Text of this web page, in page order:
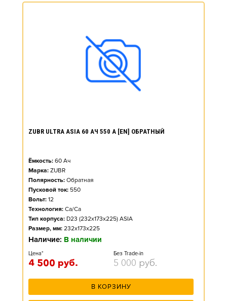
ZUBR ULTRA ASIA 60 АЧ 550 А [EN] ОБРАТНЫЙ
Ёмкость: 60 Ач
Марка: ZUBR
Полярность: Обратная
Пусковой ток: 550
Вольт: 12
Технология: Ca/Ca
Тип корпуса: D23 (232x173x225) ASIA
Размер, мм: 232x173x225
Наличие: В наличии
Цена*
4 500 руб.
Без Trade-in
5 000 руб.
В КОРЗИНУ